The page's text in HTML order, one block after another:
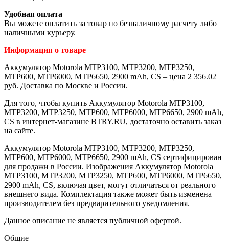
Удобная оплата
Вы можете оплатить за товар по безналичному расчету либо
наличными курьеру.
Информация о товаре
Аккумулятор Motorola MTP3100, MTP3200, MTP3250,
MTP600, MTP6000, MTP6650, 2900 mAh, CS – цена 2 356.02
руб. Доставка по Москве и России.
Для того, чтобы купить Аккумулятор Motorola MTP3100,
MTP3200, MTP3250, MTP600, MTP6000, MTP6650, 2900 mAh,
CS в интернет-магазине BTRY.RU, достаточно оставить заказ
на сайте.
Аккумулятор Motorola MTP3100, MTP3200, MTP3250,
MTP600, MTP6000, MTP6650, 2900 mAh, CS сертифицирован
для продажи в России. Изображения Аккумулятор Motorola
MTP3100, MTP3200, MTP3250, MTP600, MTP6000, MTP6650,
2900 mAh, CS, включая цвет, могут отличаться от реального
внешнего вида. Комплектация также может быть изменена
производителем без предварительного уведомления.
Данное описание не является публичной офертой.
Общие